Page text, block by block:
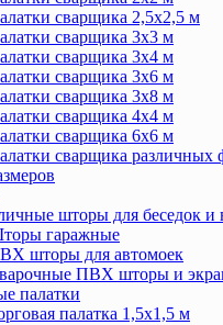
сварщика 2,5х2,5 м
сварщика 3х3 м
сварщика 3х4 м
сварщика 3х6 м
сварщика 3х8 м
сварщика 4х4 м
сварщика 6х6 м
сварщика различных
шторы для беседок и
гаражные
шторы для автомоек
ПВХ шторы и
палатки
палатка 1,5х1,5 м